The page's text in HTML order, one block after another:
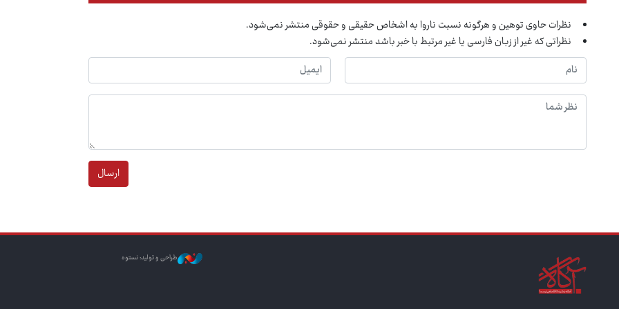
نظرات حاوی توهین و هرگونه نسبت ناروا به اشخاص حقیقی و حقوقی منتشر نمی‌شود.
نظراتی که غیر از زبان فارسی یا غیر مرتبط با خبر باشد منتشر نمی‌شود.
ارسال
طراحی و تولید: نستوه